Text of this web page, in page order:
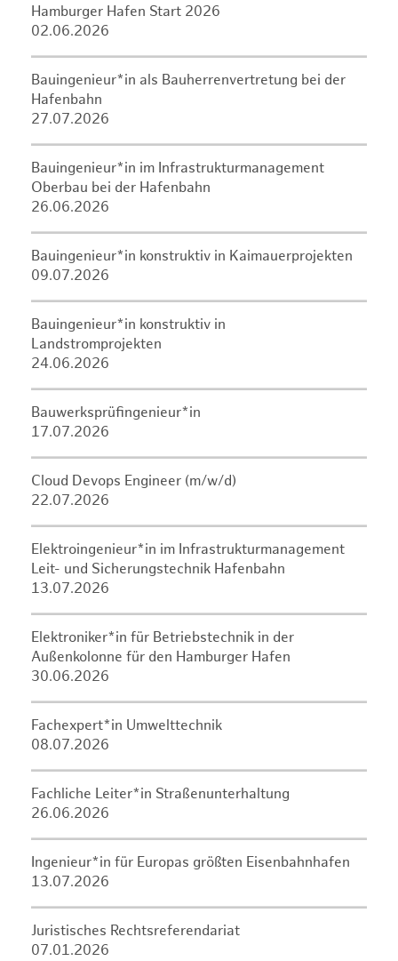
Hamburger Hafen Start 2026
02.06.2026
Bauingenieur*in als Bauherrenvertretung bei der
Hafenbahn
27.07.2026
Bauingenieur*in im Infrastrukturmanagement
Oberbau bei der Hafenbahn
26.06.2026
Bauingenieur*in konstruktiv in Kaimauerprojekten
09.07.2026
Bauingenieur*in konstruktiv in
Landstromprojekten
24.06.2026
Bauwerksprüfingenieur*in
17.07.2026
Cloud Devops Engineer (m/w/d)
22.07.2026
Elektroingenieur*in im Infrastrukturmanagement
Leit- und Sicherungstechnik Hafenbahn
13.07.2026
Elektroniker*in für Betriebstechnik in der
Außenkolonne für den Hamburger Hafen
30.06.2026
Fachexpert*in Umwelttechnik
08.07.2026
Fachliche Leiter*in Straßenunterhaltung
26.06.2026
Ingenieur*in für Europas größten Eisenbahnhafen
13.07.2026
Juristisches Rechtsreferendariat
07.01.2026